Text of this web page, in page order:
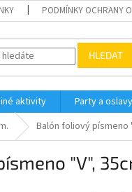
PODMÍNKY OCHRANY
HLEDAT
aktivity Party a oslavy
Balón foliový písmeno
"V",